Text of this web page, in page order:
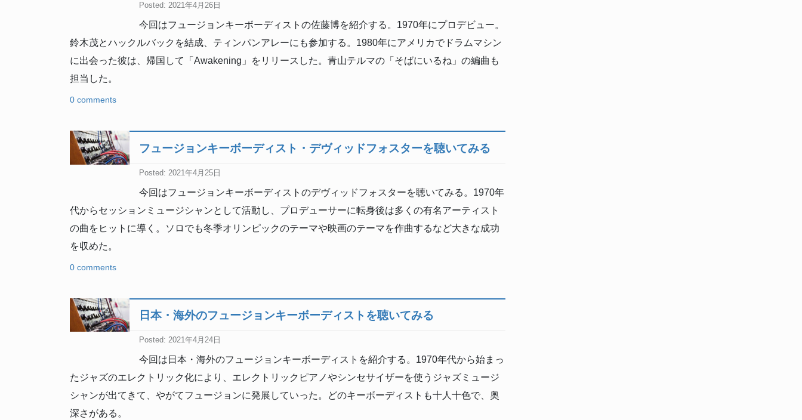
Posted: 2021年4月26日
今回はフュージョンキーボーディストの佐藤博を紹介する。1970年にプロデビュー。
鈴木茂とハックルバックを結成、ティンパンアレーにも参加する。1980年にアメリカでドラムマシン
に出会った彼は、帰国して「Awakening」をリリースした。青山テルマの「そばにいるね」の編曲も
担当した。
0 comments
フュージョンキーボーディスト・デヴィッドフォスターを聴いてみる
Posted: 2021年4月25日
今回はフュージョンキーボーディストのデヴィッドフォスターを聴いてみる。1970年
代からセッションミュージシャンとして活動し、プロデューサーに転身後は多くの有名アーティスト
の曲をヒットに導く。ソロでも冬季オリンピックのテーマや映画のテーマを作曲するなど大きな成功
を収めた。
0 comments
日本・海外のフュージョンキーボーディストを聴いてみる
Posted: 2021年4月24日
今回は日本・海外のフュージョンキーボーディストを紹介する。1970年代から始まっ
たジャズのエレクトリック化により、エレクトリックピアノやシンセサイザーを使うジャズミュージ
シャンが出てきて、やがてフュージョンに発展していった。どのキーボーディストも十人十色で、奥
深さがある。